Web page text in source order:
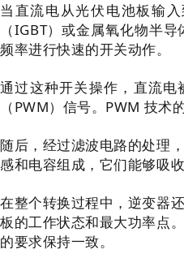
当直流电从光伏电池板输
（IGBT）或金属氧化物半
频率进行快速的开关动作。
通过这种开关操作，直流
（PWM）信号。PWM 技
随后，经过滤波电路的处理
感和电容组成，它们能够吸
在整个转换过程中，逆变器
板的工作状态和最大功率点
的要求保持一致。